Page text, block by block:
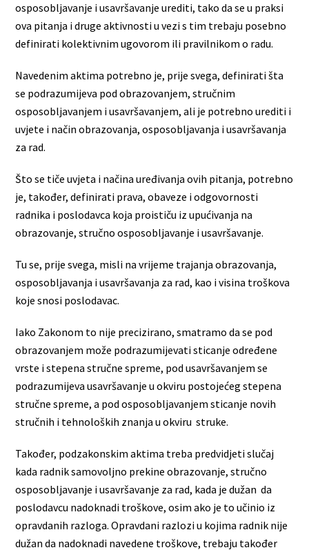
osposobljavanje i usavršavanje urediti, tako da se u praksi
ova pitanja i druge aktivnosti u vezi s tim trebaju posebno
definirati kolektivnim ugovorom ili pravilnikom o radu.
Navedenim aktima potrebno je, prije svega, definirati šta
se podrazumijeva pod obrazovanjem, stručnim
osposobljavanjem i usavršavanjem, ali je potrebno urediti i
uvjete i način obrazovanja, osposobljavanja i usavršavanja
za rad.
Što se tiče uvjeta i načina uređivanja ovih pitanja, potrebno
je, također, definirati prava, obaveze i odgovornosti
radnika i poslodavca koja proističu iz upućivanja na
obrazovanje, stručno osposobljavanje i usavršavanje.
Tu se, prije svega, misli na vrijeme trajanja obrazovanja,
osposobljavanja i usavršavanja za rad, kao i visina troškova
koje snosi poslodavac.
Iako Zakonom to nije precizirano, smatramo da se pod
obrazovanjem može podrazumijevati sticanje određene
vrste i stepena stručne spreme, pod usavršavanjem se
podrazumijeva usavršavanje u okviru postojećeg stepena
stručne spreme, a pod osposobljavanjem sticanje novih
stručnih i tehnoloških znanja u okviru struke.
Također, podzakonskim aktima treba predvidjeti slučaj
kada radnik samovoljno prekine obrazovanje, stručno
osposobljavanje i usavršavanje za rad, kada je dužan da
poslodavcu nadoknadi troškove, osim ako je to učinio iz
opravdanih razloga. Opravdani razlozi u kojima radnik nije
dužan da nadoknadi navedene troškove, trebaju također